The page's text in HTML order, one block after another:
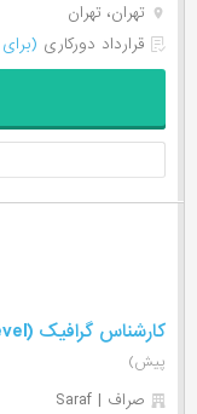
تهران، تهران
قرارداد دورکاری
کارشناس گرافیک (Graphic Designer - Mid Level)
پیش)
صراف | Saraf